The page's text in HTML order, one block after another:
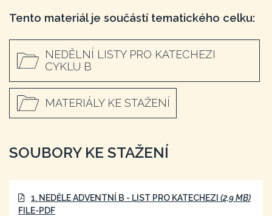
Tento materiál je součástí tematického celku:
NEDĚLNÍ LISTY PRO KATECHEZI
CYKLU B
MATERIÁLY KE STAŽENÍ
SOUBORY KE STAŽENÍ
1. NEDĚLE ADVENTNÍ B - LIST PRO KATECHEZI (2,9 MB)
FILE-PDF